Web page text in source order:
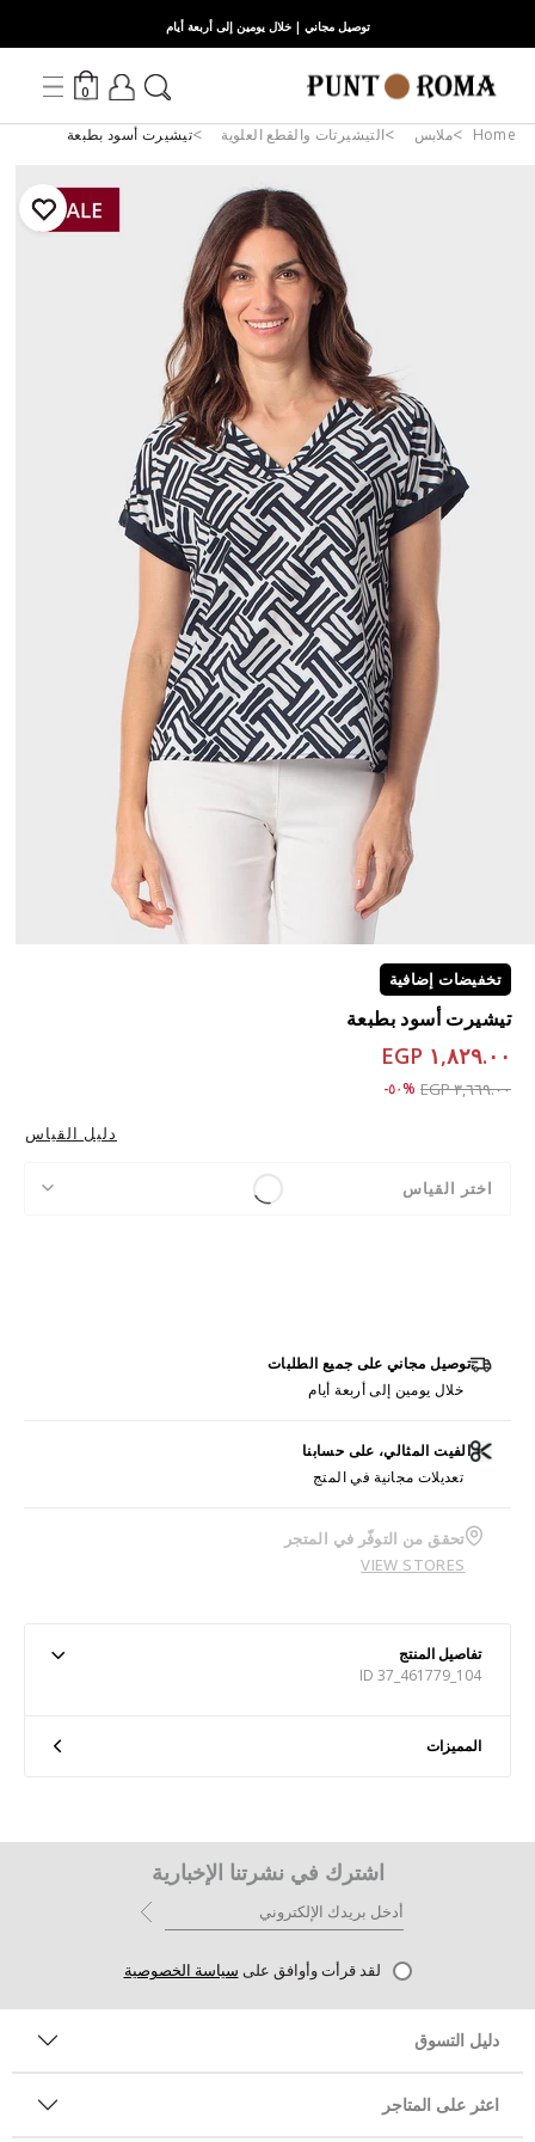
توصيل مجاني | خلال يومين إلى أربعة أيام
0
Home ملابس التيشيرتات والقطع العلوية تيشيرت أسود بطبعة
تخفيضات إضافية
تيشيرت أسود بطبعة
١,٨٢٩.٠٠ EGP
Price reduced from
٣,٦٦٩.٠٠ EGP to ١,٨٢٩.٠٠ EGP%٥٠-
دليل القياس
اختر القياس
توصيل مجاني على جميع الطلبات
خلال يومين إلى أربعة أيام
الفيت المثالي، على حسابنا
تعديلات مجانية في المتج
تحقق من التوفّر في المتجر
VIEW STORES
تفاصيل المنتج
ID 37_461779_104
المميزات
اشترك في نشرتنا الإخبارية
لقد قرأت وأوافق على سياسة الخصوصية
دليل التسوق
اعثر على المتاجر